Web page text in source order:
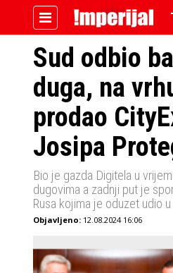
IMPERIJALOVE
Sud odbio
duga, na
prodao
Josipa
Bio je gazda Digitela u
dugovima a zadnji put je
Rusa kojima je oduzet udio
Objavljeno: 12.08.2024 16:06